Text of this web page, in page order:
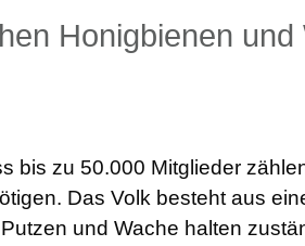
Honigbienen und
bis zu 50.000 Mitglieder
Das Volk besteht aus
und Wache halten